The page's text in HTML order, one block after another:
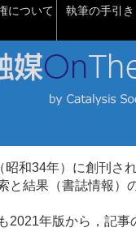
について 執筆の手引き
和34年）に創刊さ
と結果（書誌情報
2021年版から，記